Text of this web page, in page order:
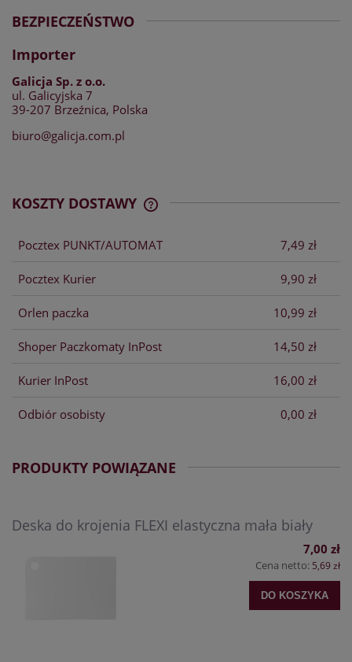
BEZPIECZEŃSTWO
Importer
Galicja Sp. z o.o.
ul. Galicyjska 7
39-207 Brzeźnica, Polska
biuro@galicja.com.pl
KOSZTY DOSTAWY
Pocztex PUNKT/AUTOMAT 7,49 zł
Pocztex Kurier 9,90 zł
Orlen paczka 10,99 zł
Shoper Paczkomaty InPost 14,50 zł
Kurier InPost 16,00 zł
Odbiór osobisty 0,00 zł
PRODUKTY POWIĄZANE
Deska do krojenia FLEXI elastyczna mała biały
7,00 zł
Cena netto: 5,69 zł
DO KOSZYKA